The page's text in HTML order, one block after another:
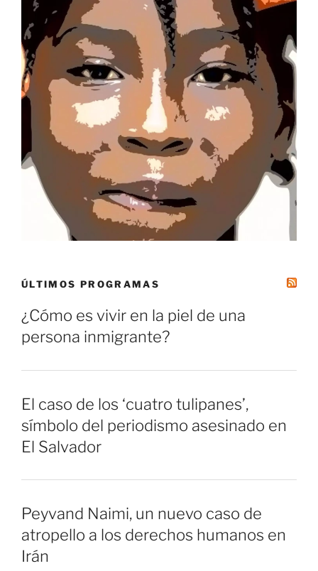
ÚLTIMOS PROGRAMAS
¿Cómo es vivir en la piel de una
persona inmigrante?
El caso de los ‘cuatro tulipanes’,
símbolo del periodismo asesinado en
El Salvador
Peyvand Naimi, un nuevo caso de
atropello a los derechos humanos en
Irán